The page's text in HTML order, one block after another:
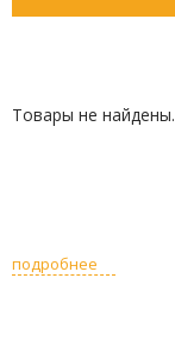
Товары не найдены.
подробнее